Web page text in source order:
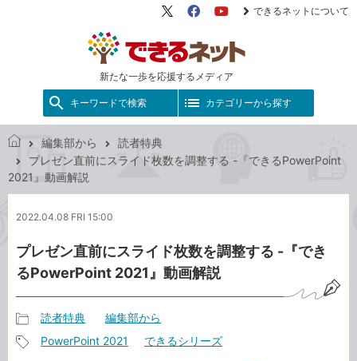
新たな一歩を応援するメディア
X（旧
FacebookYouTube
できるネットについて
キーワードで検索 カテゴリーから探す
で
き
ッ
編集部から
読者特典
プレゼン直前にスライド枚数を調整する -『できるPowerPoint
2021』動画解説
2022.04.08 FRI 15:00
プレゼン直前にスライド枚数を調整する -『でき
るPowerPoint 2021』動画解説
事
読者特典 編集部から
PowerPoint 2021 できるシリーズ